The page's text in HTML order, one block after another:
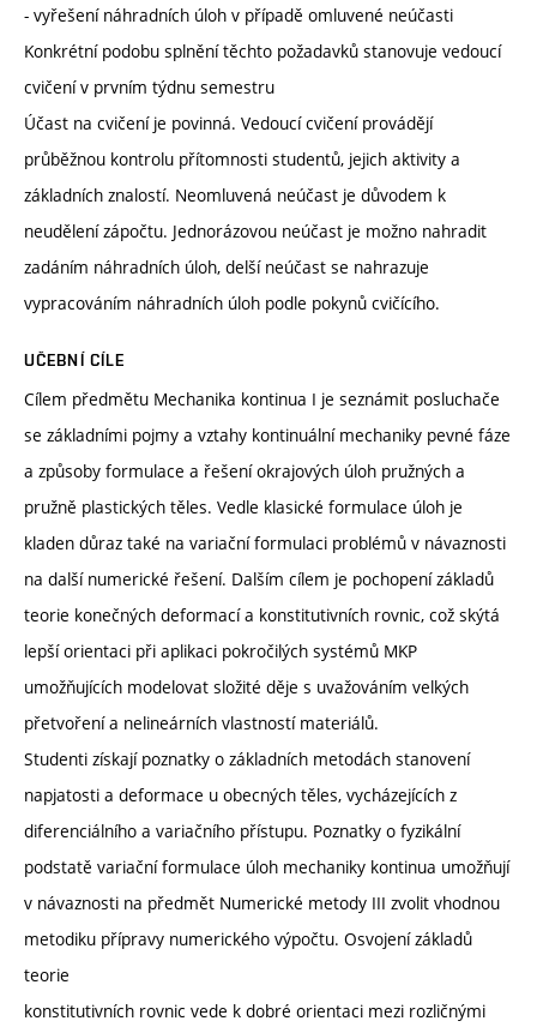
- vyřešení náhradních úloh v případě omluvené neúčasti
Konkrétní podobu splnění těchto požadavků stanovuje vedoucí
cvičení v prvním týdnu semestru
Účast na cvičení je povinná. Vedoucí cvičení provádějí
průběžnou kontrolu přítomnosti studentů, jejich aktivity a
základních znalostí. Neomluvená neúčast je důvodem k
neudělení zápočtu. Jednorázovou neúčast je možno nahradit
zadáním náhradních úloh, delší neúčast se nahrazuje
vypracováním náhradních úloh podle pokynů cvičícího.
UČEBNÍ CÍLE
Cílem předmětu Mechanika kontinua I je seznámit posluchače
se základními pojmy a vztahy kontinuální mechaniky pevné fáze
a způsoby formulace a řešení okrajových úloh pružných a
pružně plastických těles. Vedle klasické formulace úloh je
kladen důraz také na variační formulaci problémů v návaznosti
na další numerické řešení. Dalším cílem je pochopení základů
teorie konečných deformací a konstitutivních rovnic, což skýtá
lepší orientaci při aplikaci pokročilých systémů MKP
umožňujících modelovat složité děje s uvažováním velkých
přetvoření a nelineárních vlastností materiálů.
Studenti získají poznatky o základních metodách stanovení
napjatosti a deformace u obecných těles, vycházejících z
diferenciálního a variačního přístupu. Poznatky o fyzikální
podstatě variační formulace úloh mechaniky kontinua umožňují
v návaznosti na předmět Numerické metody III zvolit vhodnou
metodiku přípravy numerického výpočtu. Osvojení základů
teorie
konstitutivních rovnic vede k dobré orientaci mezi rozličnými